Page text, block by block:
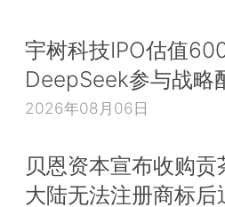
宇树科技IPO估值
DeepSeek参与战略
2026年08月06日
贝恩资本宣布收购贡
大陆无法注册商标后